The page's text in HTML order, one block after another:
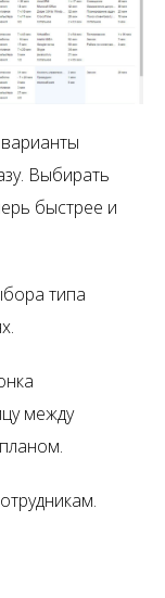
Выбирать
быстрее и
типа
между